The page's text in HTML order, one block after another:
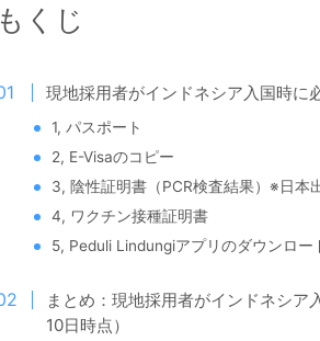
もくじ
現地採用者がインドネシア入国時に
1, パスポート
2, E-Visaのコピー
3, 陰性証明書（PCR検査結果）※日本
4, ワクチン接種証明書
5, Peduli Lindungiアプリのダウンロー
まとめ：現地採用者がインドネシ
10日時点）